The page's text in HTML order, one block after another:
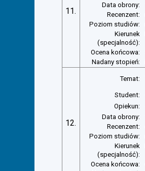
11.
Data obrony:
Recenzent:
Poziom studiów:
Kierunek
(specjalność):
Ocena końcowa:
Nadany stopień:
12.
Temat:
Student:
Opiekun:
Data obrony:
Recenzent:
Poziom studiów:
Kierunek
(specjalność):
Ocena końcowa: